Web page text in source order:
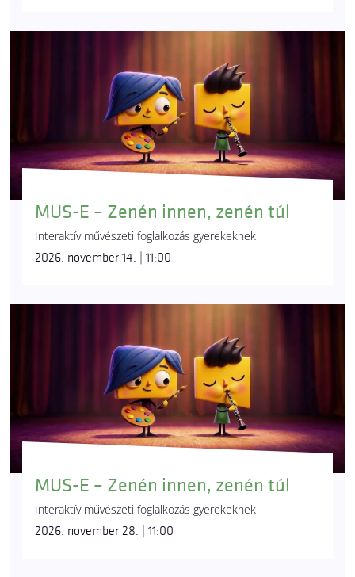
MUS-E – Zenén innen, zenén túl
Interaktív művészeti foglalkozás gyerekeknek
2026. november 14. | 11:00
MUS-E – Zenén innen, zenén túl
Interaktív művészeti foglalkozás gyerekeknek
2026. november 28. | 11:00